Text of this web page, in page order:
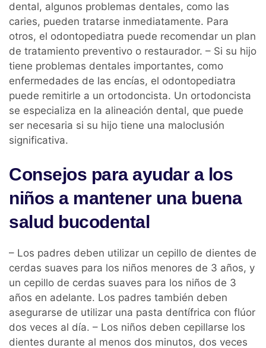
dental, algunos problemas dentales, como las
caries, pueden tratarse inmediatamente. Para
otros, el odontopediatra puede recomendar un plan
de tratamiento preventivo o restaurador. – Si su hijo
tiene problemas dentales importantes, como
enfermedades de las encías, el odontopediatra
puede remitirle a un ortodoncista. Un ortodoncista
se especializa en la alineación dental, que puede
ser necesaria si su hijo tiene una maloclusión
significativa.
Consejos para ayudar a los
niños a mantener una buena
salud bucodental
– Los padres deben utilizar un cepillo de dientes de
cerdas suaves para los niños menores de 3 años, y
un cepillo de cerdas suaves para los niños de 3
años en adelante. Los padres también deben
asegurarse de utilizar una pasta dentífrica con flúor
dos veces al día. – Los niños deben cepillarse los
dientes durante al menos dos minutos, dos veces